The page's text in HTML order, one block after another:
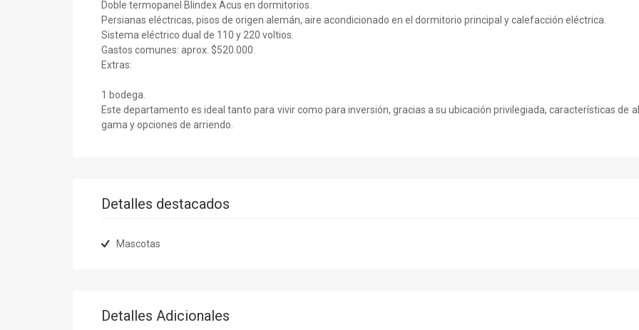
Doble termopanel Blindex Acus en dormitorios.
Persianas eléctricas, pisos de origen alemán, aire acondicionado en el dormitorio principal y calefacción eléctrica.
Sistema eléctrico dual de 110 y 220 voltios.
Gastos comunes: aprox. $520.000.
Extras:
1 bodega.
Este departamento es ideal tanto para vivir como para inversión, gracias a su ubicación privilegiada, características de
gama y opciones de arriendo.
Detalles destacados
Mascotas
Detalles Adicionales